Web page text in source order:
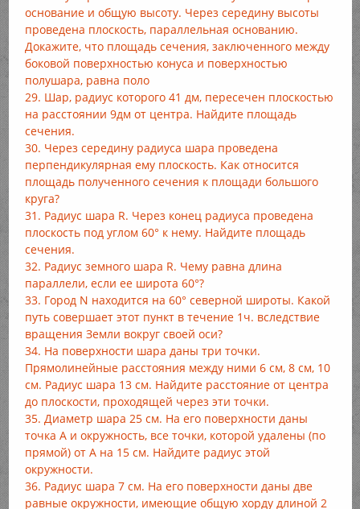
основание и общую высоту. Через середину высоты
проведена плоскость, параллельная основанию.
Докажите, что площадь сечения, заключенного между
боковой поверхностью конуса и поверхностью
полушара, равна поло
29. Шар, радиус которого 41 дм, пересечен плоскостью
на расстоянии 9дм от центра. Найдите площадь
сечения.
30. Через середину радиуса шара проведена
перпендикулярная ему плоскость. Как относится
площадь полученного сечения к площади большого
круга?
31. Радиус шара R. Через конец радиуса проведена
плоскость под углом 60° к нему. Найдите площадь
сечения.
32. Радиус земного шара R. Чему равна длина
параллели, если ее широта 60°?
33. Город N находится на 60° северной широты. Какой
путь совершает этот пункт в течение 1ч. вследствие
вращения Земли вокруг своей оси?
34. На поверхности шара даны три точки.
Прямолинейные расстояния между ними 6 см, 8 см, 10
см. Радиус шара 13 см. Найдите расстояние от центра
до плоскости, проходящей через эти точки.
35. Диаметр шара 25 см. На его поверхности даны
точка А и окружность, все точки, которой удалены (по
прямой) от А на 15 см. Найдите радиус этой
окружности.
36. Радиус шара 7 см. На его поверхности даны две
равные окружности, имеющие общую хорду длиной 2